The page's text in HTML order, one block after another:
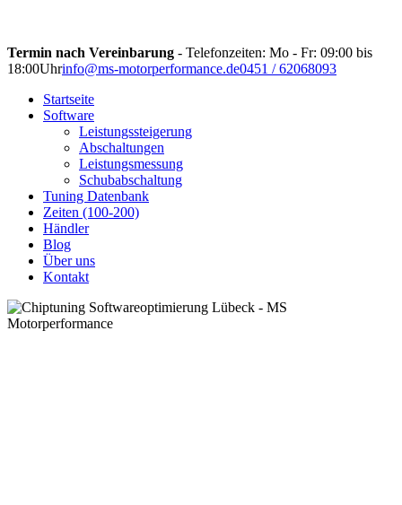
Termin nach Vereinbarung - Telefonzeiten: Mo - Fr: 09:00 bis
18:00Uhrinfo@ms-motorperformance.de0451 / 62068093
Startseite
Software
Leistungssteigerung
Abschaltungen
Leistungsmessung
Schubabschaltung
Tuning Datenbank
Zeiten (100-200)
Händler
Blog
Über uns
Kontakt